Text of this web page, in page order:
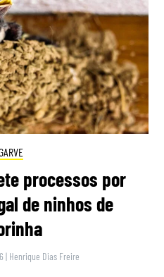
processos por
de ninhos de
| Henrique Dias Freire